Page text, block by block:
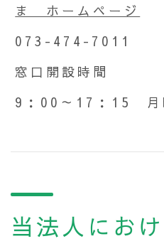
ま ホームページ
073-474-7011
窓口開設時間
9：00～17：15 月
当法人にお